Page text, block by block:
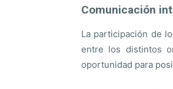
Comunicación
La participación de
entre los distintos
oportunidad para